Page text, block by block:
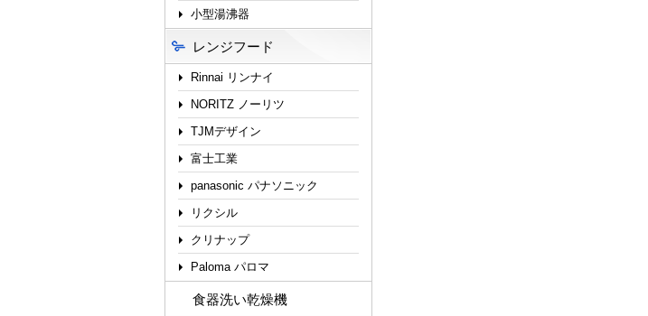
小型湯沸器
レンジフード
Rinnai リンナイ
NORITZ ノーリツ
TJMデザイン
富士工業
panasonic パナソニック
リクシル
クリナップ
Paloma パロマ
食器洗い乾燥機